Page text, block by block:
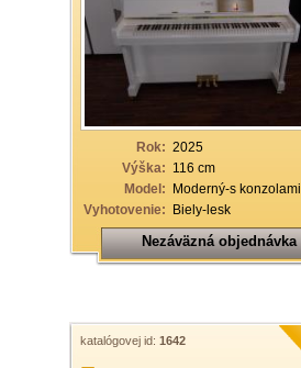
Rok: 2025
Výška: 116 cm
Model: Moderný-s konzolami
Vyhotovenie: Biely-lesk
Nezáväzná objednávka
katalógovej id: 1642